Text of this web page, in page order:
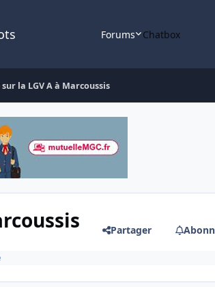
Forums Chatbox
la LGV A à Marcoussis
Partager